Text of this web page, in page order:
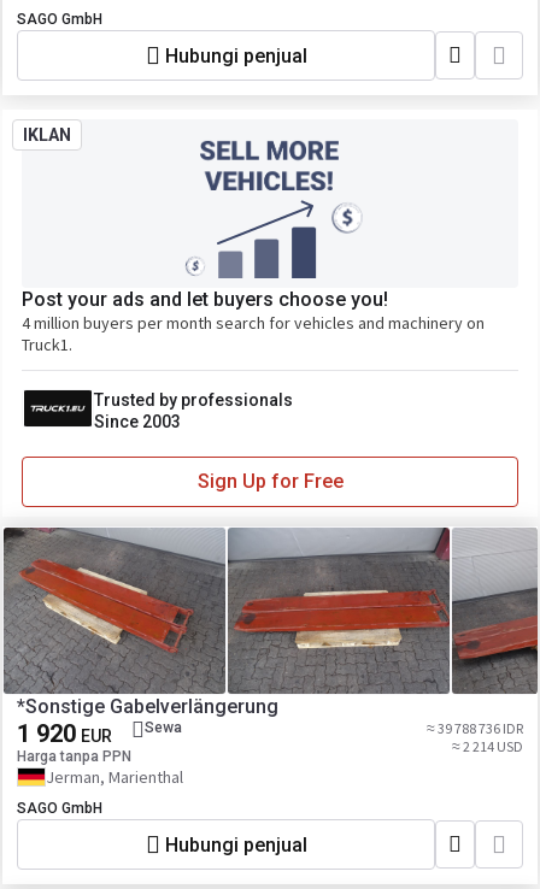
SAGO GmbH
Hubungi penjual
IKLAN
Post your ads and let buyers choose you!
4 million buyers per month search for vehicles and machinery on
Truck1.
Trusted by professionals
Since 2003
Sign Up for Free
*Sonstige Gabelverlängerung
1 920 EUR
Harga tanpa PPN
Sewa
≈ 39 788 736 IDR
≈ 2 214 USD
Jerman, Marienthal
SAGO GmbH
Hubungi penjual